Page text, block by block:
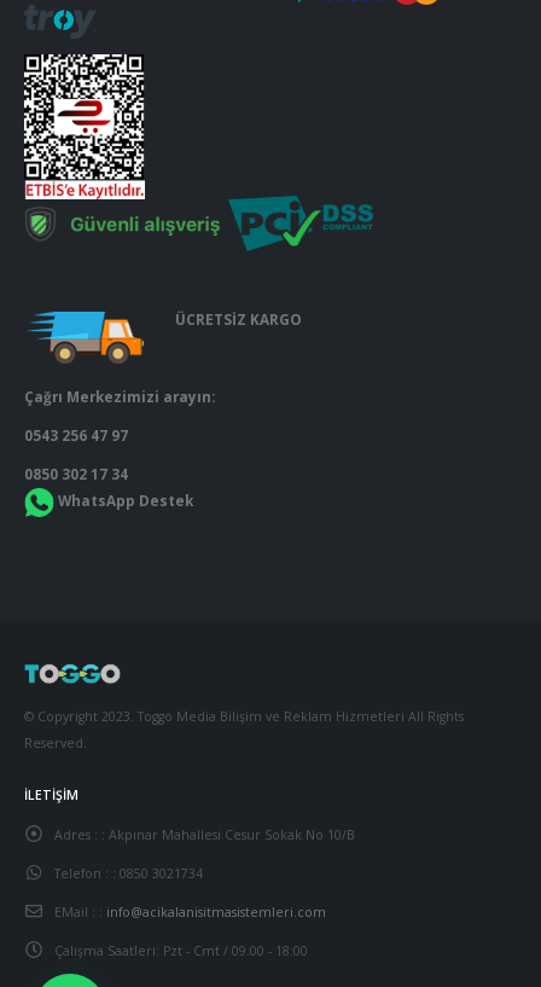
ÜCRETSİZ KARGO
Çağrı Merkezimizi arayın:
0543 256 47 97
0850 302 17 34
WhatsApp Destek
© Copyright 2023. Toggo Media Bilişim ve Reklam Hizmetleri All Rights
Reserved.
İLETIŞIM
Adres : : Akpınar Mahallesi Cesur Sokak No 10/B
Telefon : : 0850 3021734
EMail : : info@acikalanisitmasistemleri.com
Çalışma Saatleri: Pzt - Cmt / 09:00 - 18:00